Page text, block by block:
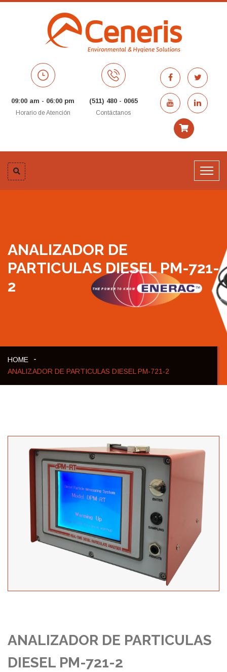
09:00 am - 06:00 pm
Horario de Atención
(511) 480 - 0065
Contáctanos
ANALIZADOR DE
PARTICULAS DIESEL PM-721-
2
HOME
ANALIZADOR DE PARTICULAS DIESEL PM-721-2
ANALIZADOR DE PARTICULAS
DIESEL PM-721-2